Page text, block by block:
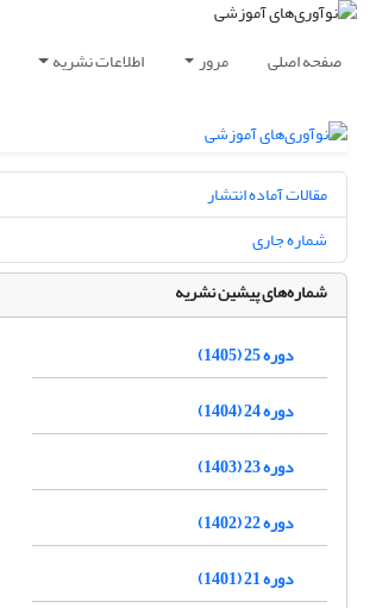
صفحه اصلی مرور اطلاعات نشریه
مقالات آماده انتشار
شماره جاری
شماره‌های پیشین نشریه
دوره 25 (1405)
دوره 24 (1404)
دوره 23 (1403)
دوره 22 (1402)
دوره 21 (1401)